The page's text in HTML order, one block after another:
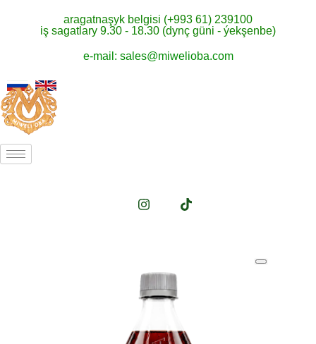
aragatnaşyk belgisi (+993 61) 239100
iş sagatlary 9.30 - 18.30 (dynç güni - ýekşenbe)
e-mail: sales@miwelioba.com